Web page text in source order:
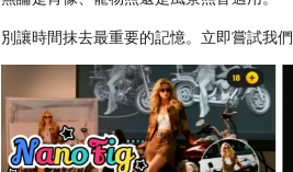
別讓時間抹去最重要的記憶。立即嘗試我們